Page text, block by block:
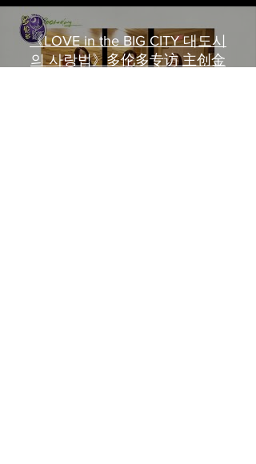
《LOVE in the BIG CITY 대도시
의 사랑법》多伦多专访 主创金